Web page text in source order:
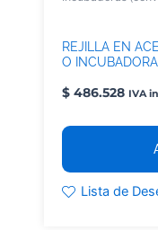
REJILLA EN
O INCUBADORAS IN/
$ 486.528 IVA
Lista de